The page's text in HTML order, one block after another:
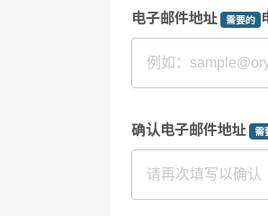
电子邮件地址 需要的
确认电子邮件地址 需